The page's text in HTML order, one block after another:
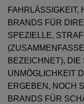
FAHRLÄSSIGKEIT,
BRANDS FÜR
SPEZIELLE,
BEZEICHNET),
UNMÖGLICHKEIT
ERGEBEN, NOCH
BRANDS FÜR